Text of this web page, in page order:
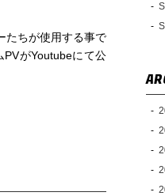
たちが使用する事で
がYoutubeにて公